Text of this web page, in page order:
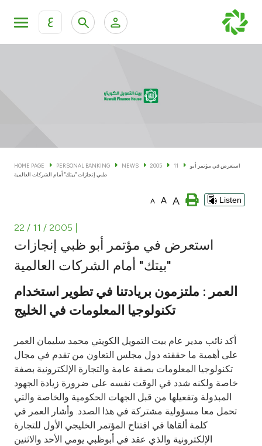
ع
KFH Online Corporate Banking Services
Cards
Banking Tiers
Investment
Tools & Services
After Sales Services
Contact us
Branch & ATM locator
HOME PAGE PERSONAL BANKING NEWS 2005 11
استعرض في مؤتمر أبو
ظبي إنجازات "بيتك" أمام الشركات العالمية
A A A Listen
22 / 11 / 2005
استعرض في مؤتمر أبو ظبي إنجازات
"بيتك" أمام الشركات العالمية
العمر : ملتزمون بريادتنا في تطوير استخدام
تكنولوجيا المعلومات في الخليج
أكد نائب مدير عام بيت التمويل الكويتي محمد سليمان العمر
على أهمية ما حققته دول مجلس التعاون من تقدم في مجال
تكنولوجيا المعلومات بصفة عامة والتجارة الإلكترونية بصفة
خاصة ولكنه شدد في الوقت نفسه على ضرورة زيادة الجهود
المبذولة وتفعيلها من قبل الجهات الحكومية والخاصة والتي
تحمل معا مسؤولية مشتركة في هذا الصدد. وأشار العمر في
كلمة ألقاها في افتتاح المؤتمر الخليجي الأول للتجارة
الإلكترونية والذي عقد في أبوظبي يومي الأحد والاثنين